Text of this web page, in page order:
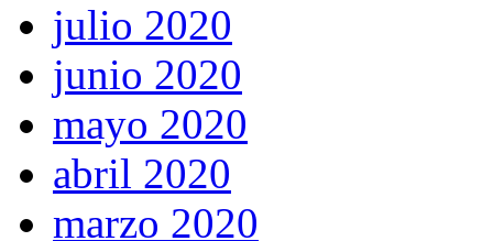
julio 2020
junio 2020
mayo 2020
abril 2020
marzo 2020